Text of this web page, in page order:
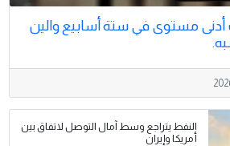
أدنى مستوى في ستة أسابيع والين
النفط يتراجع وسط آمال التوصل لاتفاق بين
أمريكا وإيران